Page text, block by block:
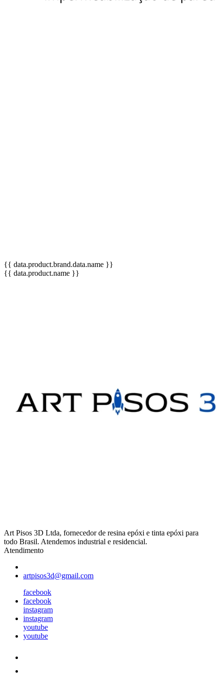
{{ data.product.brand.data.name }}
{{ data.product.name }}
Art Pisos 3D Ltda, fornecedor de resina epóxi e tinta epóxi para
todo Brasil. Atendemos industrial e residencial.
Atendimento
artpisos3d@gmail.com
facebook
facebook
instagram
instagram
youtube
youtube